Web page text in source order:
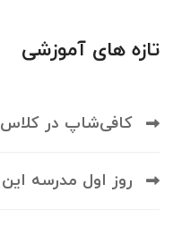
تازه های آموزشی
کافی‌شاپ در کلاس
روز اول مدرسه این 5 تا کار رو انجام بده